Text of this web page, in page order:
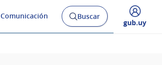
Comunicación
Abrir
buscador
Buscar
Desplegar
gub.uy